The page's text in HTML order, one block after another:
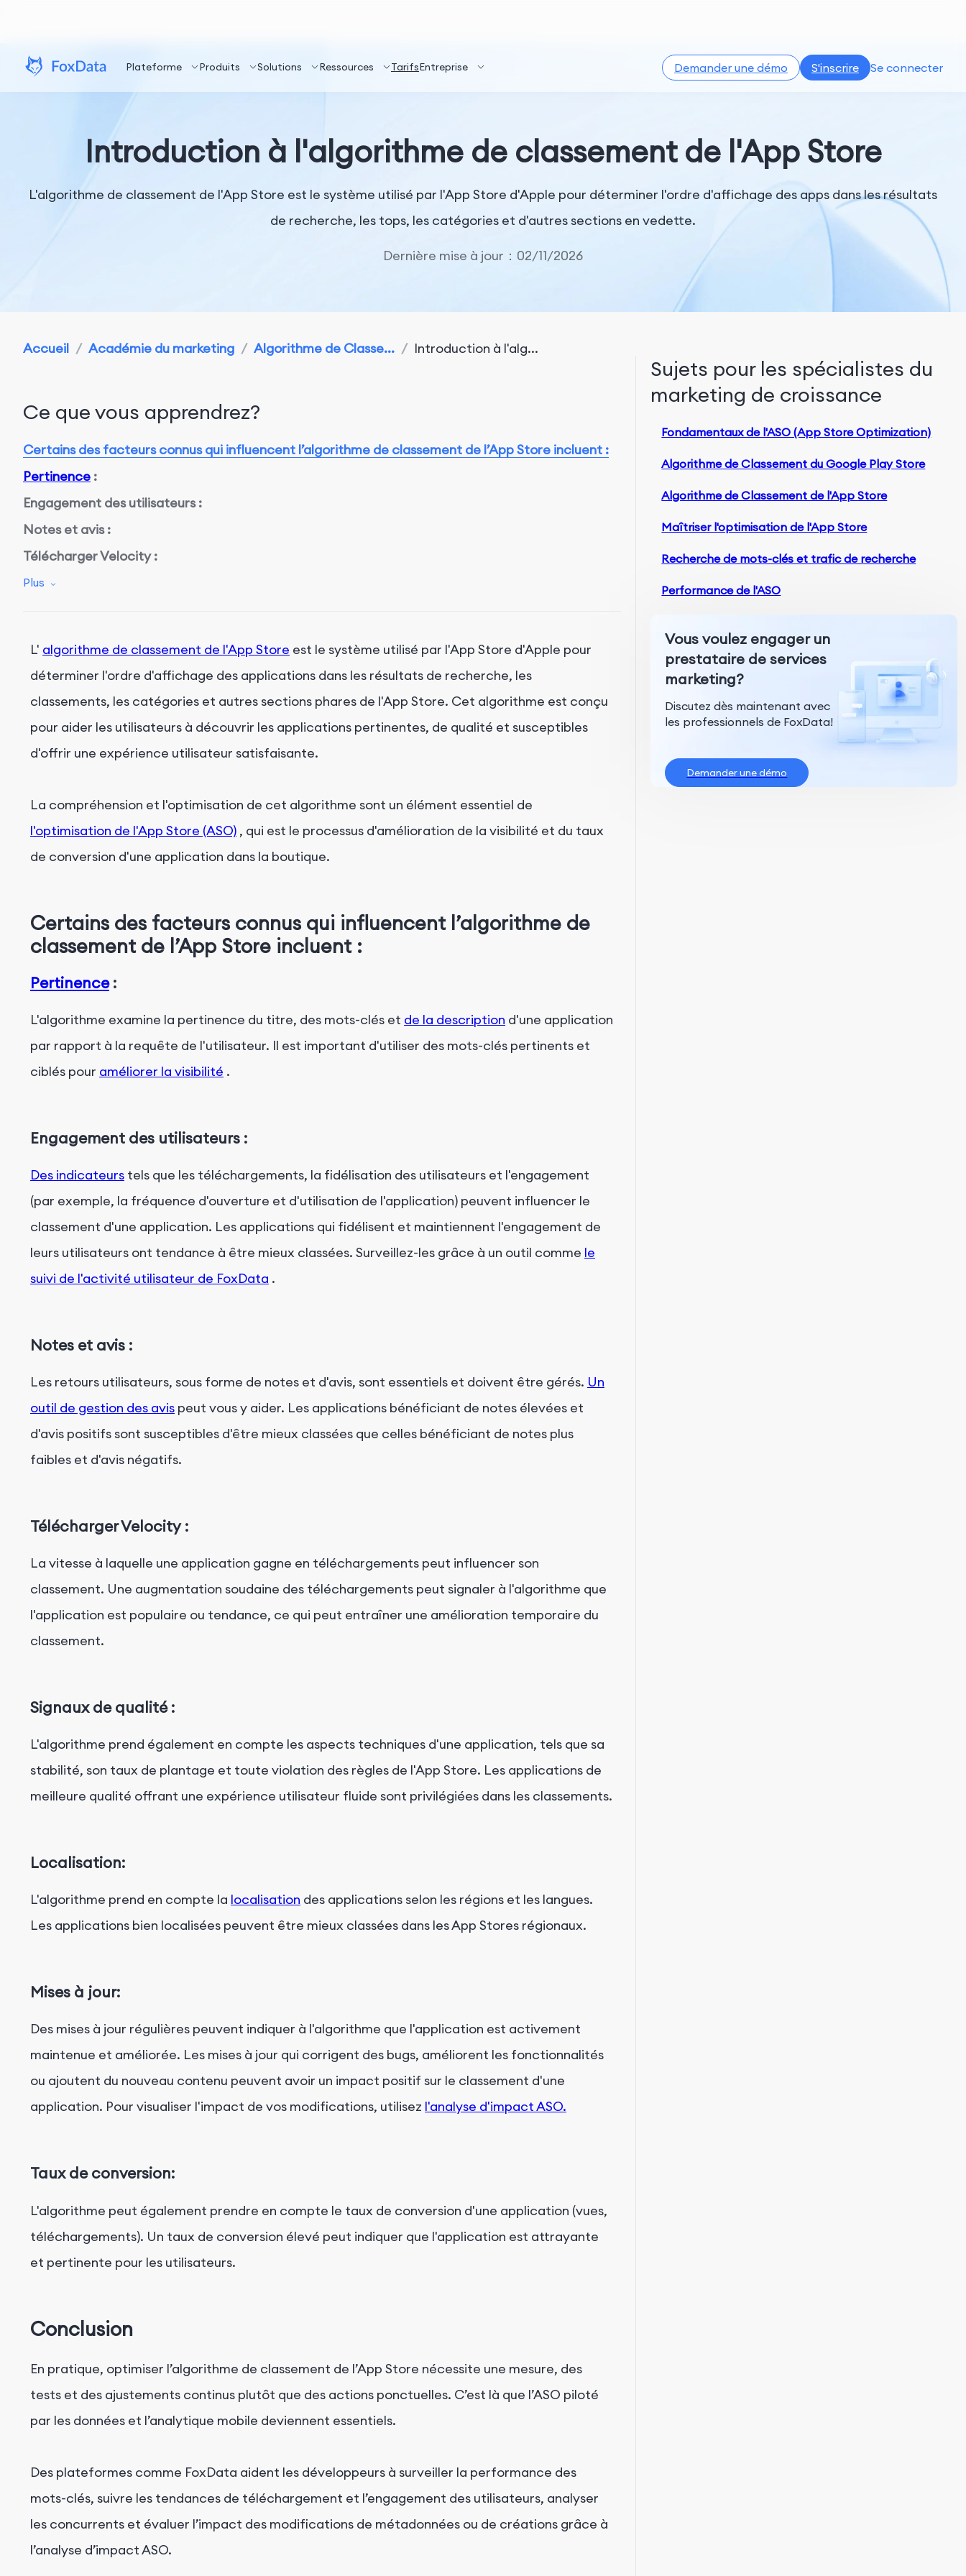
Plateforme Produits Solutions Ressources TarifsEntreprise Demander une démo S'inscrire Se connecter
Introduction à l'algorithme de classement de l'App Store
L'algorithme de classement de l'App Store est le système utilisé par l'App Store d'Apple pour déterminer l'ordre d'affichage des apps dans les résultats
de recherche, les tops, les catégories et d'autres sections en vedette.
Dernière mise à jour：02/11/2026
Accueil / Académie du marketing / Algorithme de Classe... / Introduction à l'alg...
Ce que vous apprendrez?
Certains des facteurs connus qui influencent l’algorithme de classement de l’App Store incluent :
Pertinence :
Engagement des utilisateurs :
Notes et avis :
Télécharger Velocity :
Signaux de qualité :
Taux de conversion:
Plus
L' algorithme de classement de l'App Store est le système utilisé par l'App Store d'Apple pour
déterminer l'ordre d'affichage des applications dans les résultats de recherche, les
classements, les catégories et autres sections phares de l'App Store. Cet algorithme est conçu
pour aider les utilisateurs à découvrir les applications pertinentes, de qualité et susceptibles
d'offrir une expérience utilisateur satisfaisante.
La compréhension et l'optimisation de cet algorithme sont un élément essentiel de
l'optimisation de l'App Store (ASO) , qui est le processus d'amélioration de la visibilité et du taux
de conversion d'une application dans la boutique.
Certains des facteurs connus qui influencent l’algorithme de
classement de l’App Store incluent :
Pertinence:
L'algorithme examine la pertinence du titre, des mots-clés et de la description d'une application
par rapport à la requête de l'utilisateur. Il est important d'utiliser des mots-clés pertinents et
ciblés pour améliorer la visibilité .
Engagement des utilisateurs :
Des indicateurs tels que les téléchargements, la fidélisation des utilisateurs et l'engagement
(par exemple, la fréquence d'ouverture et d'utilisation de l'application) peuvent influencer le
classement d'une application. Les applications qui fidélisent et maintiennent l'engagement de
leurs utilisateurs ont tendance à être mieux classées. Surveillez-les grâce à un outil comme le
suivi de l'activité utilisateur de FoxData .
Notes et avis :
Les retours utilisateurs, sous forme de notes et d'avis, sont essentiels et doivent être gérés. Un
outil de gestion des avis peut vous y aider. Les applications bénéficiant de notes élevées et
d'avis positifs sont susceptibles d'être mieux classées que celles bénéficiant de notes plus
faibles et d'avis négatifs.
Télécharger Velocity :
La vitesse à laquelle une application gagne en téléchargements peut influencer son
classement. Une augmentation soudaine des téléchargements peut signaler à l'algorithme que
l'application est populaire ou tendance, ce qui peut entraîner une amélioration temporaire du
classement.
Signaux de qualité :
L'algorithme prend également en compte les aspects techniques d'une application, tels que sa
stabilité, son taux de plantage et toute violation des règles de l'App Store. Les applications de
meilleure qualité offrant une expérience utilisateur fluide sont privilégiées dans les classements.
Localisation:
L'algorithme prend en compte la localisation des applications selon les régions et les langues.
Les applications bien localisées peuvent être mieux classées dans les App Stores régionaux.
Mises à jour:
Des mises à jour régulières peuvent indiquer à l'algorithme que l'application est activement
maintenue et améliorée. Les mises à jour qui corrigent des bugs, améliorent les fonctionnalités
ou ajoutent du nouveau contenu peuvent avoir un impact positif sur le classement d'une
application. Pour visualiser l'impact de vos modifications, utilisez l'analyse d'impact ASO.
Taux de conversion:
L'algorithme peut également prendre en compte le taux de conversion d'une application (vues,
téléchargements). Un taux de conversion élevé peut indiquer que l'application est attrayante
et pertinente pour les utilisateurs.
Conclusion
En pratique, optimiser l’algorithme de classement de l’App Store nécessite une mesure, des
tests et des ajustements continus plutôt que des actions ponctuelles. C’est là que l’ASO piloté
par les données et l’analytique mobile deviennent essentiels.
Des plateformes comme FoxData aident les développeurs à surveiller la performance des
mots-clés, suivre les tendances de téléchargement et l’engagement des utilisateurs, analyser
les concurrents et évaluer l’impact des modifications de métadonnées ou de créations grâce à
l’analyse d’impact ASO.
Sujets pour les spécialistes du
marketing de croissance
Fondamentaux de l'ASO (App Store Optimization)
Algorithme de Classement du Google Play Store
Algorithme de Classement de l'App Store
Maîtriser l'optimisation de l'App Store
Recherche de mots-clés et trafic de recherche
Performance de l'ASO
Vous voulez engager un
prestataire de services
marketing?
Discutez dès maintenant avec
les professionnels de FoxData!
Demander une démo